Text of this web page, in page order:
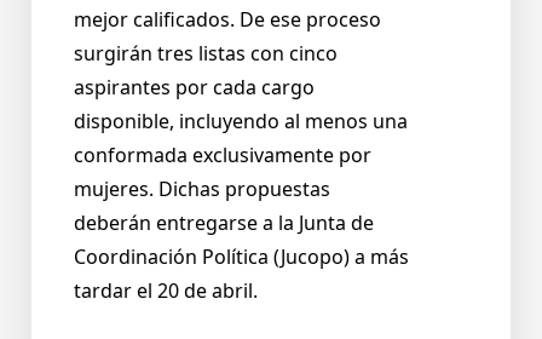
mejor calificados. De ese proceso
surgirán tres listas con cinco
aspirantes por cada cargo
disponible, incluyendo al menos una
conformada exclusivamente por
mujeres. Dichas propuestas
deberán entregarse a la Junta de
Coordinación Política (Jucopo) a más
tardar el 20 de abril.